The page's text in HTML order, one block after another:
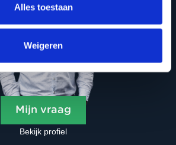
Alles toestaan
Weigeren
Mijn vraag
Bekijk profiel